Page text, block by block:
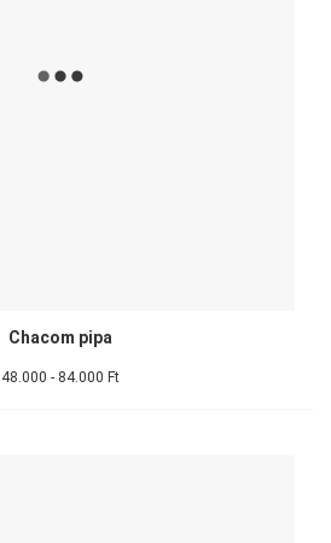
Chacom pipa
48.000 - 84.000 Ft